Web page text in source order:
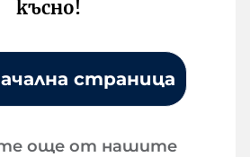
късно!
страница
още от нашите